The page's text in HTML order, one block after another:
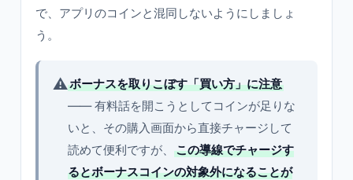
で、アプリのコインと混同しないようにしましょ
う。
⚠️ボーナスを取りこぼす「買い方」に注意
—— 有料話を開こうとしてコインが足りな
いと、その購入画面から直接チャージして
読めて便利ですが、
この導線でチャージす
るとボーナスコインの対象外になることが